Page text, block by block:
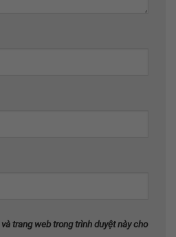
trang web trong trình duyệt này cho